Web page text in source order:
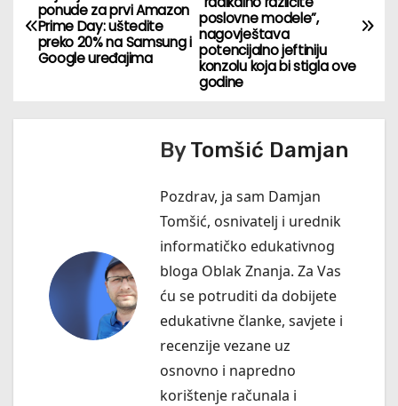
a
v
g
poslovne modele”,
nagovještava
potencijalno jeftiniju
konzolu koja bi stigla ove
godine
ponude za prvi Amazon
Prime Day: uštedite
preko 20% na Samsung i
Google uređajima
ByTomšić Damjan
Pozdrav, ja sam Damjan
Tomšić, osnivatelj i urednik
informatičko edukativnog
bloga Oblak Znanja. Za Vas
ću se potruditi da dobijete
edukativne članke, savjete i
recenzije vezane uz
osnovno i napredno
korištenje računala i